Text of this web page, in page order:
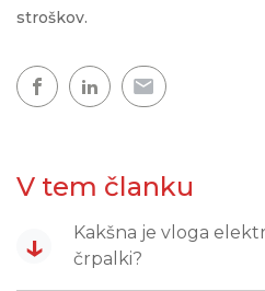
stroškov.
V tem članku
↓
Kakšna je vloga
črpalki?